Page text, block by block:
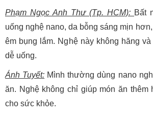
Phạm Ngọc Anh Thư (Tp. HCM): Bất
uống nghệ nano, da bỗng sáng mịn
êm bụng lắm. Nghệ này không hăng
dễ uống.
Ánh Tuyết: Mình thường dùng nano
ăn. Nghệ không chỉ giúp món ăn thêm
cho sức khỏe.